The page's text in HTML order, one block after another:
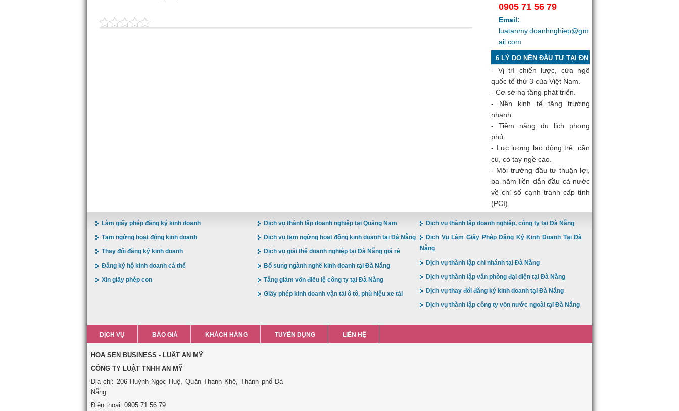
0905 71 56 79
Email:
luatanmy.doanhnghiep@gm
ail.com
6 LÝ DO NÊN ĐẦU TƯ TẠI ĐN
- Vị trí chiến lược, cửa ngõ
quốc tế thứ 3 của Việt Nam.
- Cơ sở hạ tầng phát triển.
- Nền kinh tế tăng trưởng
nhanh.
- Tiềm năng du lịch phong
phú.
- Lực lượng lao động trẻ, cần
cù, có tay ngề cao.
- Môi trường đầu tư thuận lợi,
ba năm liền dẫn đầu cả nước
về chỉ số cạnh tranh cấp tỉnh
(PCI).
Làm giấy phép đăng ký kinh doanh
Tạm ngừng hoạt động kinh doanh
Thay đổi đăng ký kinh doanh
Đăng ký hộ kinh doanh cá thể
Xin giấy phép con
Dịch vụ thành lập doanh nghiệp tại Quảng Nam
Dịch vụ tạm ngừng hoạt động kinh doanh tại Đà Nẵng
Dịch vụ giải thể doanh nghiệp tại Đà Nẵng giá rẻ
Bổ sung ngành nghề kinh doanh tại Đà Nẵng
Tăng giảm vốn điều lệ công ty tại Đà Nẵng
Giấy phép kinh doanh vận tải ô tô, phù hiệu xe tải
Dịch vụ thành lập doanh nghiệp, công ty tại Đà Nẵng
Dịch Vụ Làm Giấy Phép Đăng Ký Kinh Doanh Tại Đà
Nẵng
Dịch vụ thành lập chi nhánh tại Đà Nẵng
Dịch vụ thành lập văn phòng đại diện tại Đà Nẵng
Dịch vụ thay đổi đăng ký kinh doanh tại Đà Nẵng
Dịch vụ thành lập công ty vốn nước ngoài tại Đà Nẵng
DỊCH VỤ BÁO GIÁ KHÁCH HÀNG TUYỂN DỤNG LIÊN HỆ
HOA SEN BUSINESS - LUẬT AN MỸ
CÔNG TY LUẬT TNHH AN MỸ
Địa chỉ: 206 Huỳnh Ngọc Huệ, Quận Thanh Khê, Thành phố Đà
Nẵng
Điện thoại: 0905 71 56 79